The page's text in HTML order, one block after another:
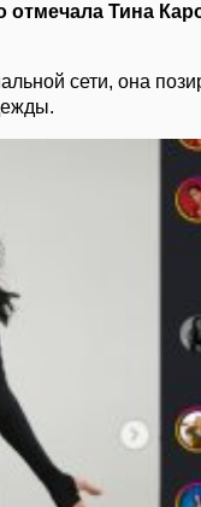
отмечала Тина
сети, она